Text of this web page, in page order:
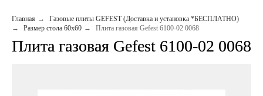
Главная
Газовые плиты GEFEST (Доставка и установка *БЕСПЛАТНО)
Размер стола 60х60
Плита газовая Gefest 6100-02 0068
Плита газовая Gefest 6100-02 0068